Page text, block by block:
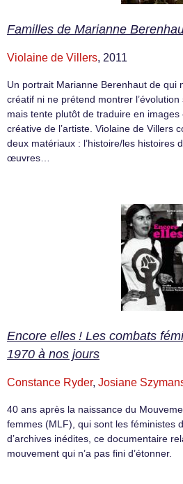
Familles de Marianne
Violaine de Villers, 2011
Un portrait Marianne Berenhaut de qui
créatif ni ne prétend montrer l’évolution
mais tente plutôt de traduire en
créative de l’artiste. Violaine de Villers
deux matériaux : l’histoire/les histoires
œuvres…
Encore elles ! Les combats
1970 à nos jours
Constance Ryder, Josiane
40 ans après la naissance du
femmes (MLF), qui sont les féministes
d’archives inédites, ce documentaire
mouvement qui n’a pas fini d’étonner.